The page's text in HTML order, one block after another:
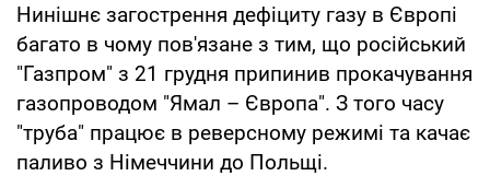
Нинішнє загострення дефіциту газу в Європі
багато в чому пов'язане з тим, що російський
"Газпром" з 21 грудня припинив прокачування
газопроводом "Ямал – Європа". З того часу
"труба" працює в реверсному режимі та качає
паливо з Німеччини до Польщі.